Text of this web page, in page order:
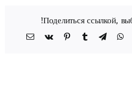
Поделиться ссылкой,
WhatsApp
Telegram
Tumblr
Pinterest
Vk
כתובת